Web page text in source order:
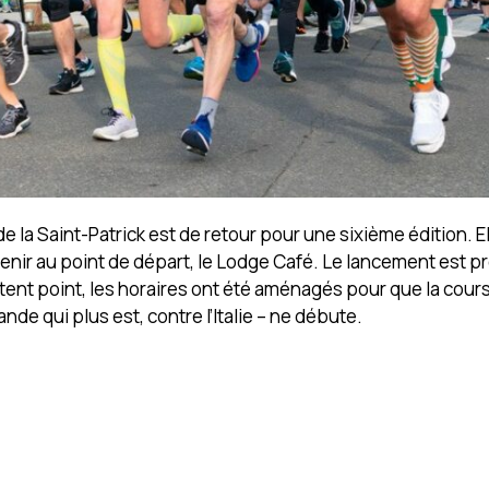
la Saint-Patrick est de retour pour une sixième édition.
au point de départ, le Lodge Café. Le lancement est
point, les horaires ont été aménagés pour que la
qui plus est, contre l’Italie – ne débute.